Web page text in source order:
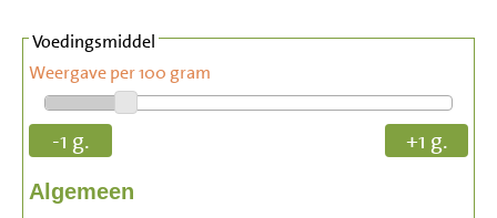
Voedingsmiddel
Weergave per 100 gram
-1 g. +1 g.
Algemeen